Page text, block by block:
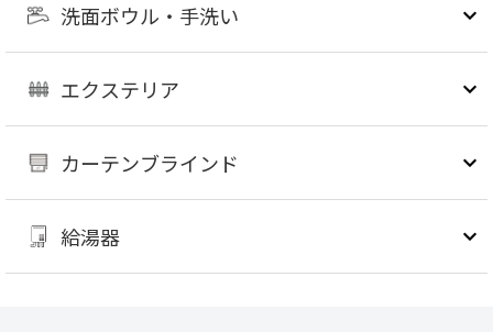
洗面ボウル・手洗い
エクステリア
カーテンブラインド
給湯器